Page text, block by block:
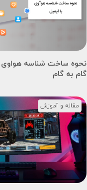
نحوه ساخت شناسه هواوی
گام به گام
مقاله و آموزش